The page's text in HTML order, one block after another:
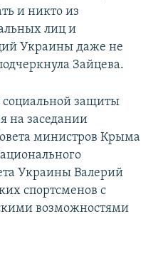
и никто из
лиц и
Украины даже не
Зайцева.
социальной защиты
на заседании
министров Крыма
Украины Валерий
спортсменов с
возможностями